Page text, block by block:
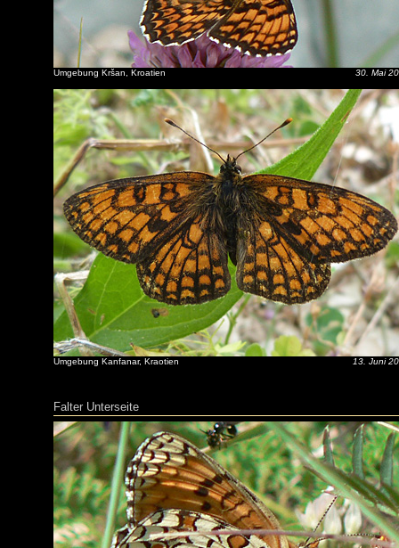
Umgebung Kršan, Kroatien 30. Mai
Umgebung Kanfanar, Kraotien 13. Juni
Falter Unterseite